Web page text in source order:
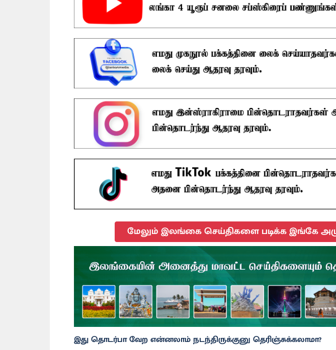
மேலும் இலங்கை செய்திகளை படிக்க இங்கே
இது தொடர்பா வேற என்னலாம் நடந்திருக்குனு தெரிஞ்சுக்கலாமா?